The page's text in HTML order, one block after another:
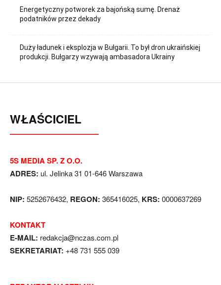
Energetyczny potworek za bajońską sumę. Drenaż
podatników przez dekady
Duży ładunek i eksplozja w Bułgarii. To był dron ukraińskiej
produkcji. Bułgarzy wzywają ambasadora Ukrainy
WŁAŚCICIEL
5S MEDIA SP. Z O.O.
ADRES: ul. Jelinka 31 01-646 Warszawa
NIP: 5252676432, REGON: 365416025, KRS: 0000637269
KONTAKT
E-MAIL: redakcja@nczas.com.pl
SEKRETARIAT: +48 731 555 039